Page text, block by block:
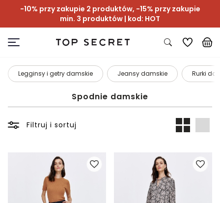
-10% przy zakupie 2 produktów, -15% przy zakupie
min. 3 produktów | kod: HOT
Legginsy i getry damskie Jeansy damskie Rurki
Spodnie damskie
Filtruj i sortuj